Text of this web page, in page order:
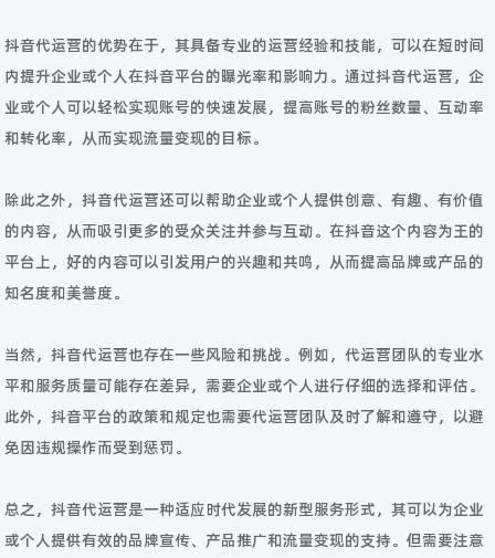
抖音代运营的优势在于，其具备专业的运营经验和技能，可以在短时间
内提升企业或个人在抖音平台的曝光率和影响力。通过抖音代运营，企
业或个人可以轻松实现账号的快速发展，提高账号的粉丝数量、互动率
和转化率，从而实现流量变现的目标。
除此之外，抖音代运营还可以帮助企业或个人提供创意、有趣、有价值
的内容，从而吸引更多的受众关注并参与互动。在抖音这个内容为王的
平台上，好的内容可以引发用户的兴趣和共鸣，从而提高品牌或产品的
知名度和美誉度。
当然，抖音代运营也存在一些风险和挑战。例如，代运营团队的专业水
平和服务质量可能存在差异，需要企业或个人进行仔细的选择和评估。
此外，抖音平台的政策和规定也需要代运营团队及时了解和遵守，以避
免因违规操作而受到惩罚。
总之，抖音代运营是一种适应时代发展的新型服务形式，其可以为企业
或个人提供有效的品牌宣传、产品推广和流量变现的支持。但需要注意